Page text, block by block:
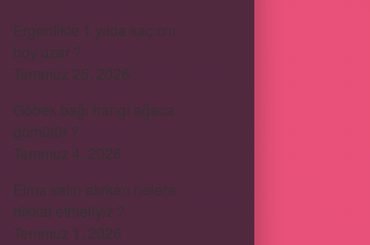
Ergenlikte 1 yılda kaç cm
boy uzar ?
Temmuz 25, 2026
Göbek bağı hangi ağaca
gömülür ?
Temmuz 4, 2026
Elma satın alırken nelere
dikkat etmeliyiz ?
Temmuz 1, 2026